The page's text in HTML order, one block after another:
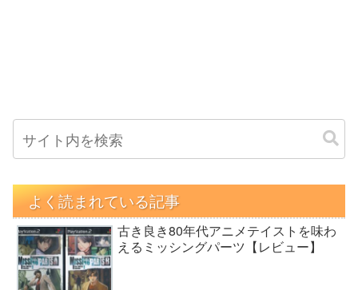
よく読まれている記事
古き良き80年代アニメテイストを味わ
えるミッシングパーツ【レビュー】